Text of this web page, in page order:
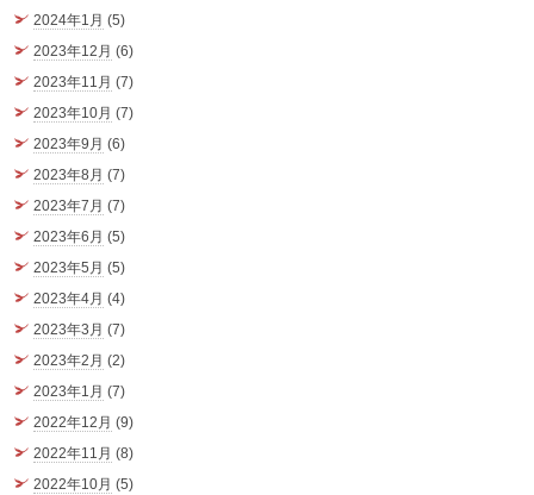
2024年1月 (5)
2023年12月 (6)
2023年11月 (7)
2023年10月 (7)
2023年9月 (6)
2023年8月 (7)
2023年7月 (7)
2023年6月 (5)
2023年5月 (5)
2023年4月 (4)
2023年3月 (7)
2023年2月 (2)
2023年1月 (7)
2022年12月 (9)
2022年11月 (8)
2022年10月 (5)